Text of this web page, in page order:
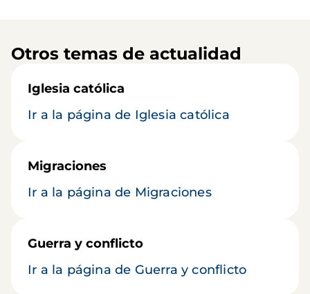
Otros temas de actualidad
Iglesia católica
Ir a la página de Iglesia católica
Migraciones
Ir a la página de Migraciones
Guerra y conflicto
Ir a la página de Guerra y conflicto